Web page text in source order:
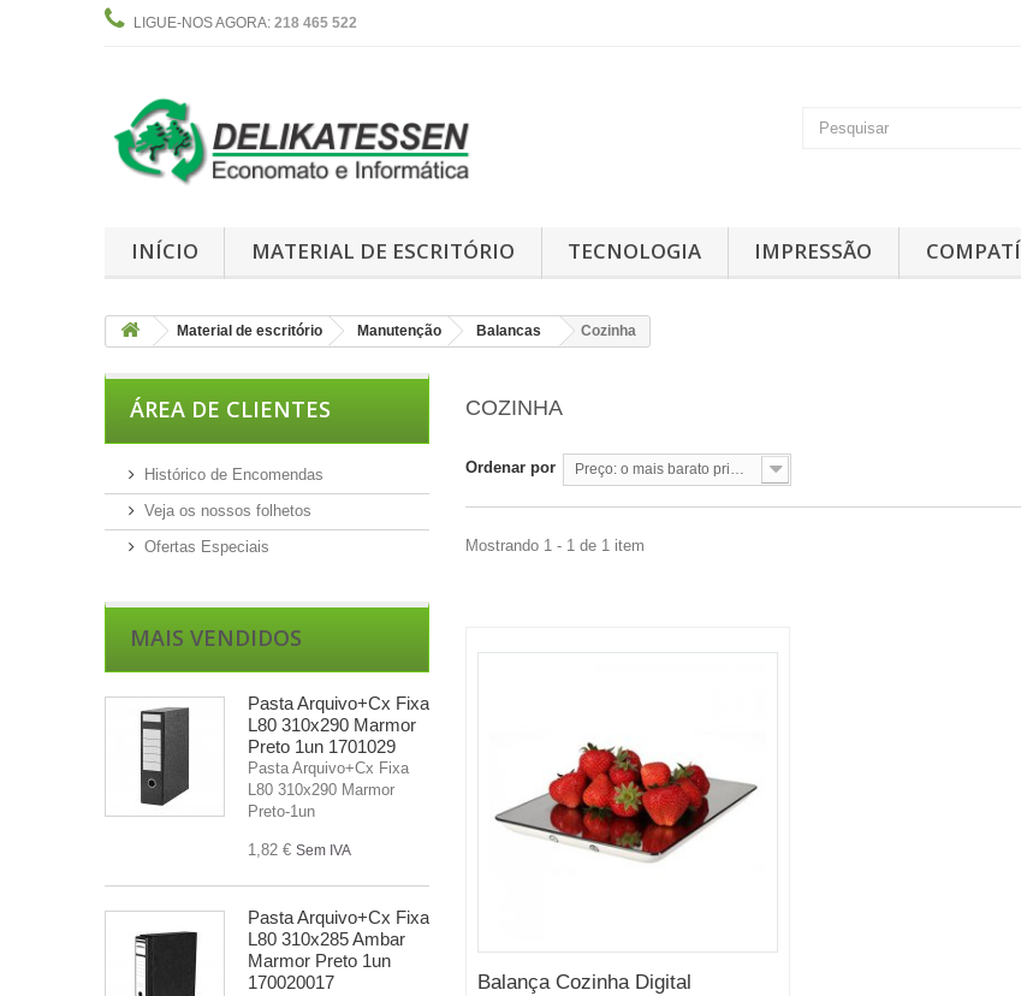
LIGUE-NOS AGORA: 218 465 522
INÍCIO MATERIAL DE ESCRITÓRIO TECNOLOGIA IMPRESSÃO
Material de escritório Manutenção Balancas Cozinha
ÁREA DE CLIENTES
Histórico de Encomendas
Veja os nossos folhetos
Ofertas Especiais
MAIS VENDIDOS
Pasta Arquivo+Cx Fixa
L80 310x290 Marmor
Preto 1un 1701029
Pasta Arquivo+Cx Fixa
L80 310x290 Marmor
Preto-1un
1,82 € Sem IVA
Pasta Arquivo+Cx Fixa
L80 310x285 Ambar
Marmor Preto 1un
170020017
COZINHA
Ordenar por
Mostrando 1 - 1 de 1 item
Balança Cozinha Digital